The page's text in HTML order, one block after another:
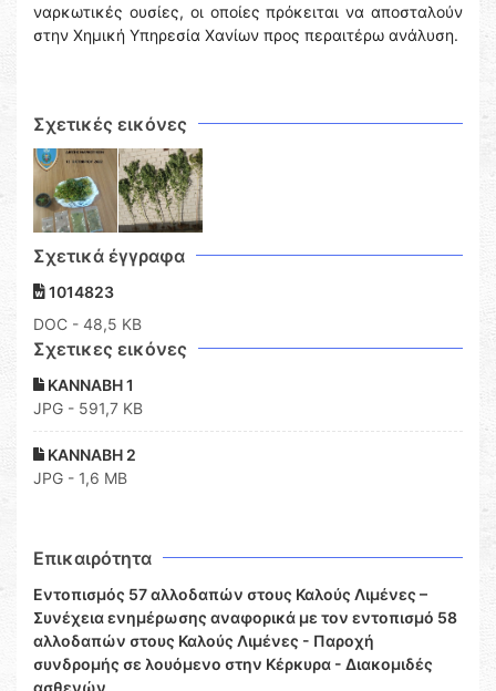
ναρκωτικές ουσίες, οι οποίες πρόκειται να αποσταλούν
στην Χημική Υπηρεσία Χανίων προς περαιτέρω ανάλυση.
Σχετικές εικόνες
Σχετικά έγγραφα
1014823
DOC - 48,5 KB
Σχετικες εικόνες
ΚΑΝΝΑΒΗ 1
JPG - 591,7 KB
ΚΑΝΝΑΒΗ 2
JPG - 1,6 MB
Επικαιρότητα
Εντοπισμός 57 αλλοδαπών στους Καλούς Λιμένες –
Συνέχεια ενημέρωσης αναφορικά με τον εντοπισμό 58
αλλοδαπών στους Καλούς Λιμένες - Παροχή
συνδρομής σε λουόμενο στην Κέρκυρα - Διακομιδές